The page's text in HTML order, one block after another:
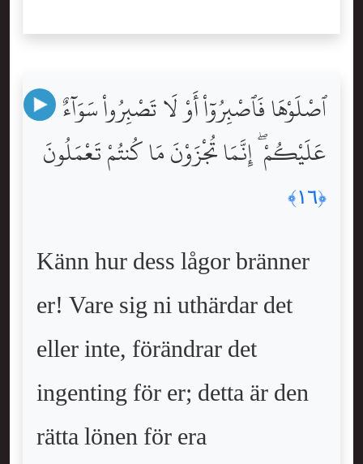
ٱصْلَوْهَا فَٱصْبِرُوٓاْ أَوْ لَا تَصْبِرُواْ سَوَآءٌ
عَلَيْكُمْ ۖ إِنَّمَا تُجْزَوْنَ مَا كُنتُمْ تَعْمَلُونَ
﴿١٦﴾
Känn hur dess lågor bränner
er! Vare sig ni uthärdar det
eller inte, förändrar det
ingenting för er; detta är den
rätta lönen för era